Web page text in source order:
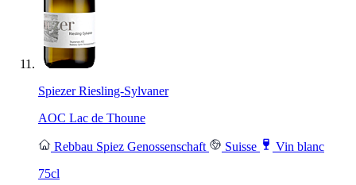
Spiezer Riesling-Sylvaner
AOC Lac de Thoune
Rebbau Spiez Genossenschaft Suisse
Vin blanc
75cl